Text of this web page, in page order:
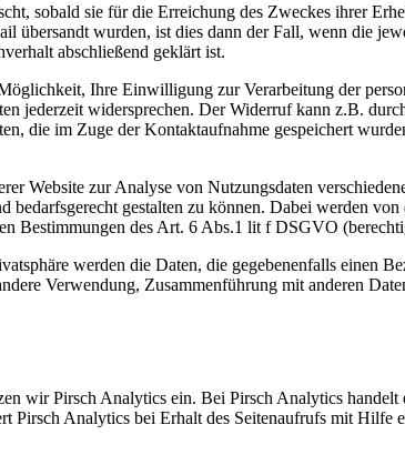
sobald sie für die Erreichung des Zweckes ihrer
übersandt wurden, ist dies dann der Fall, wenn die
abschließend geklärt ist.
Ihre Einwilligung zur Verarbeitung der
jederzeit widersprechen. Der Widerruf kann z.B.
die im Zuge der Kontaktaufnahme gespeichert
Website zur Analyse von Nutzungsdaten
bedarfsgerecht gestalten zu können. Dabei werden
Bestimmungen des Art. 6 Abs.1 lit f DSGVO
werden die Daten, die gegebenenfalls einen
Verwendung, Zusammenführung mit anderen
wir Pirsch Analytics ein. Bei Pirsch Analytics
Pirsch Analytics bei Erhalt des Seitenaufrufs mit